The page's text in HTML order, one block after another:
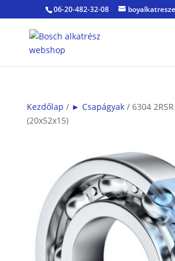
06-20-482-32-08
Kezdőlap / ► Csapágyak/ 6304 2RSR
(20x52x15)